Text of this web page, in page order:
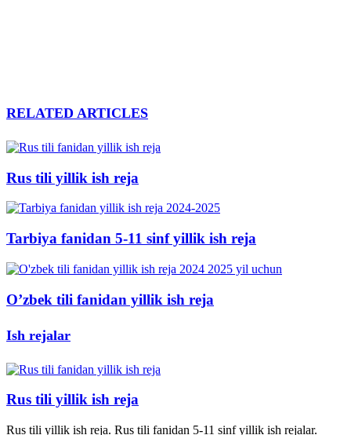
RELATED ARTICLES
Rus tili yillik ish reja
Tarbiya fanidan 5-11 sinf yillik ish reja
O’zbek tili fanidan yillik ish reja
Ish rejalar
Rus tili yillik ish reja
Rus tili yillik ish reja. Rus tili fanidan 5-11 sinf yillik ish rejalar.